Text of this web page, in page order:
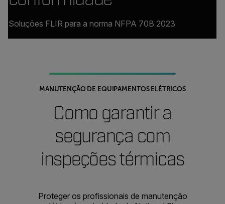
Soluções FLIR para a norma NFPA 70B 2023
MANUTENÇÃO DE EQUIPAMENTOS ELÉTRICOS
Como garantir a
segurança com
inspeções térmicas
Proteger os profissionais de manutenção